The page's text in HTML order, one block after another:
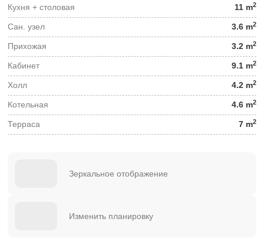
Кухня + столовая 11 m2
Сан. узел 3.6 m2
Прихожая 3.2 m2
Кабинет 9.1 m2
Холл 4.2 m2
Котельная 4.6 m2
Терраса 7 m2
Зеркальное отображение
Изменить планировку